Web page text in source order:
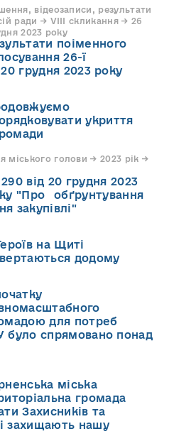
відеозаписи, результати
ради → VIII скликання → 26
2023 року
поіменного
26-ї
20 грудня 2023 року
укриття
голови → 2023 рік →
від 20 грудня 2023
"Про обґрунтування
закупівлі"
на Щиті
додому
для потреб
було спрямовано понад
міська
громада
Захисників та
захищають нашу